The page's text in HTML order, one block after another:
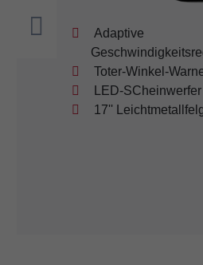
Adaptive
Toter-Winkel-
LED-SCheinwerfer
17''